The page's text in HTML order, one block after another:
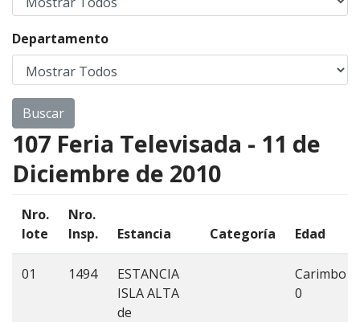
Departamento
107 Feria Televisada - 11 de
Diciembre de 2010
Nro.
lote
Nro.
Insp.
Estancia Categoría Edad
01 1494
ESTANCIA
ISLA ALTA
de
Carimbo
0